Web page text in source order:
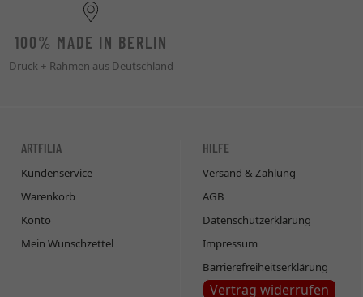
100% MADE IN BERLIN
Druck + Rahmen aus Deutschland
ARTFILIA
Kundenservice
Warenkorb
Konto
Mein Wunschzettel
HILFE
Versand & Zahlung
AGB
Datenschutzerklärung
Impressum
Barrierefreiheitserklärung
Vertrag widerrufen